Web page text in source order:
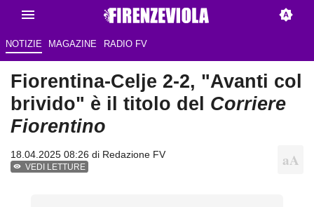
NOTIZIE MAGAZINE RADIO FV
Fiorentina-Celje 2-2, "Avanti col
brivido" è il titolo del Corriere
Fiorentino
18.04.2025 08:26 di Redazione FV
VEDI LETTURE